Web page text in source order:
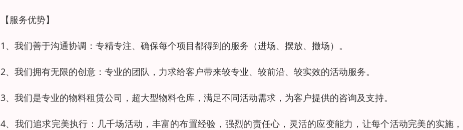
【服务优势】
1、我们善于沟通协调：专精专注、确保每个项目都得到的服务（进场、摆放、撤场）。
2、我们拥有无限的创意：专业的团队，力求给客户带来较专业、较前沿、较实效的活动服务。
3、我们是专业的物料租赁公司，超大型物料仓库，满足不同活动需求，为客户提供的咨询及支持。
4、我们追求完美执行：几千场活动，丰富的布置经验，强烈的责任心，灵活的应变能力，让每个活动完美的实施